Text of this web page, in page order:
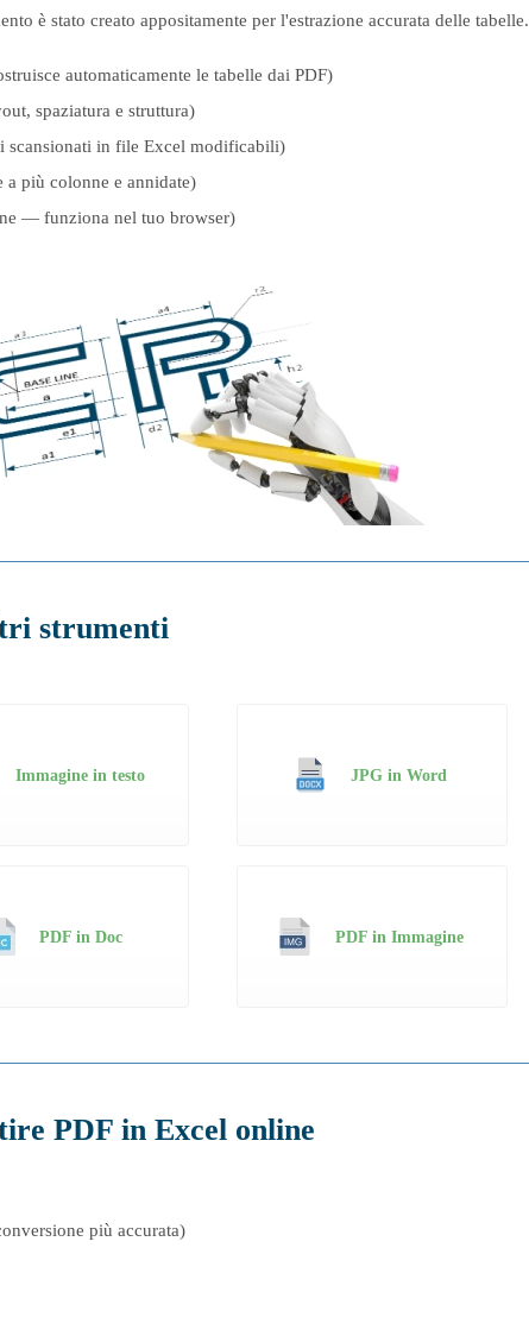
è stato creato appositamente per l'estrazione accurata delle tabelle.
automaticamente le tabelle dai PDF)
spaziatura e struttura)
scansionati in file Excel modificabili)
a più colonne e annidate)
— funziona nel tuo browser)
strumenti
Immagine in testo JPG in Word
PDF in Doc PDF in Immagine
PDF in Excel online
più accurata)